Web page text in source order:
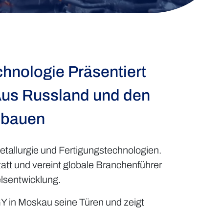
Präsentiert
Russland und den
und Fertigungstechnologien.
und vereint globale Branchenführer
in Moskau seine Türen und zeigt